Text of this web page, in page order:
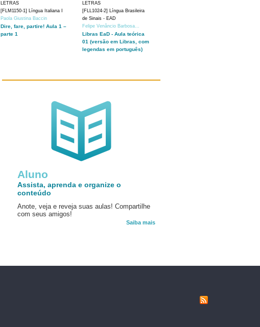
LETRAS
[FLM1150-1] Língua Italiana I
Paola Giustina Baccin
Dire, fare, partire! Aula 1 –
parte 1
LETRAS
[FLL1024-2] Língua Brasileira
de Sinais - EAD
Felipe Venâncio Barbosa...
Libras EaD - Aula teórica
01 (versão em Libras, com
legendas em português)
Aluno
Assista, aprenda e organize o
conteúdo
Anote, veja e reveja suas aulas! Compartilhe
com seus amigos!
Saiba mais